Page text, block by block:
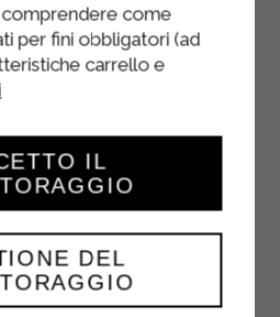
come
per fini obbligatori (ad
carrello e
DEL
IL